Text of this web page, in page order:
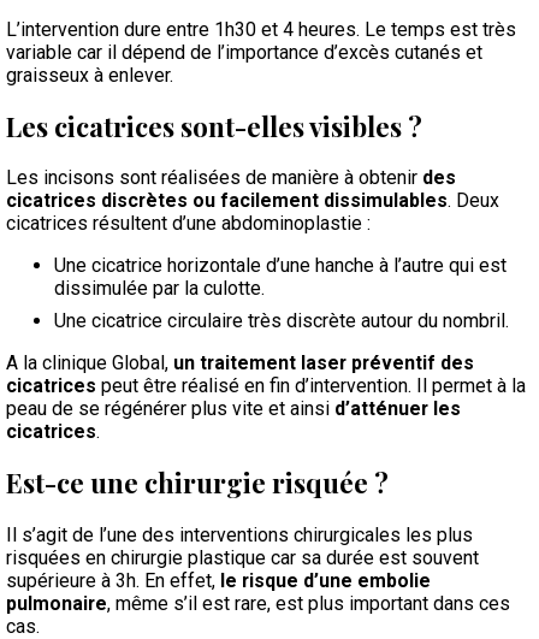
L’intervention dure entre 1h30 et 4 heures. Le temps est très
variable car il dépend de l’importance d’excès cutanés et
graisseux à enlever.
Les cicatrices sont-elles visibles ?
Les incisons sont réalisées de manière à obtenir des
cicatrices discrètes ou facilement dissimulables. Deux
cicatrices résultent d’une abdominoplastie :
Une cicatrice horizontale d’une hanche à l’autre qui est
dissimulée par la culotte.
Une cicatrice circulaire très discrète autour du nombril.
A la clinique Global, un traitement laser préventif des
cicatrices peut être réalisé en fin d’intervention. Il permet à la
peau de se régénérer plus vite et ainsi d’atténuer les
cicatrices.
Est-ce une chirurgie risquée ?
Il s’agit de l’une des interventions chirurgicales les plus
risquées en chirurgie plastique car sa durée est souvent
supérieure à 3h. En effet, le risque d’une embolie
pulmonaire, même s’il est rare, est plus important dans ces
cas.